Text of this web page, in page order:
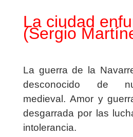
La ciudad
(Sergio
La guerra de la
desconocido de
medieval.Amor y
desgarrada por las
intolerancia.